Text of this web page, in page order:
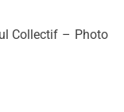
Collectif – Photo